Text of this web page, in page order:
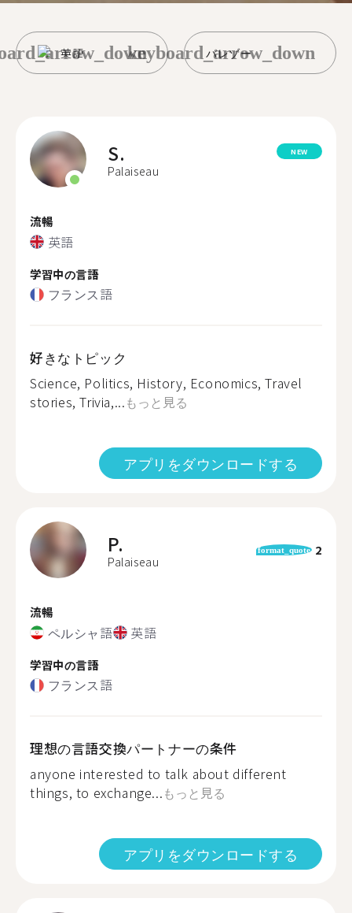
英語 パレゾー
keyboard_arrow_down
S.
Palaiseau
NEW
流暢
英語
学習中の言語
フランス語
好きなトピック
Science, Politics, History, Economics, Travel
stories, Trivia,...もっと見る
アプリをダウンロードする
P.
Palaiseau
format_quote 2
流暢
ペルシャ語 英語
学習中の言語
フランス語
理想の言語交換パートナーの条件
anyone interested to talk about different
things, to exchange...もっと見る
アプリをダウンロードする